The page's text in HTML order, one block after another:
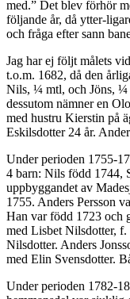
med.” Det blev förhör
följande år, då ytter-
och fråga efter sann
Jag har ej följt målets
t.o.m. 1682, då den
Nils, ¼ mtl, och Jöns, ¼
dessutom nämner en
med hustru Kierstin på
Eskilsdotter 24 år.
Under perioden 1755-
4 barn: Nils född 1744,
uppbyggandet av
1755. Anders Persson
Han var född 1723 och
med Lisbet Nilsdotter, f.
Nilsdotter. Anders
med Elin Svensdotter.
Under perioden 1782-